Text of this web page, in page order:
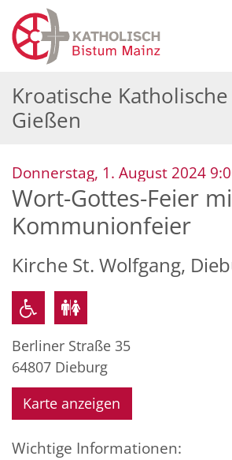
Zum Inhalt springen
Kroatische
Gießen
Donnerstag, 1. August 2024
Wort-Gottes-Feier
Kommunionfeier
Kirche St. Wolfgang,
Berliner Straße 35
64807 Dieburg
Karte anzeigen
Wichtige Informationen: